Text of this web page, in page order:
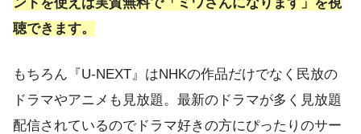
聴できます。
もちろん『U-NEXT』はNHKの作品だけでなく民放の
ドラマやアニメも見放題。最新のドラマが多く見放題
配信されているのでドラマ好きの方にぴったりのサー